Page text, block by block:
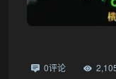
0评论